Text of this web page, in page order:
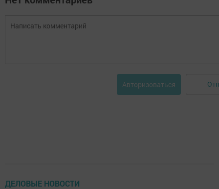
Авторизоваться
ДЕЛОВЫЕ НОВОСТИ